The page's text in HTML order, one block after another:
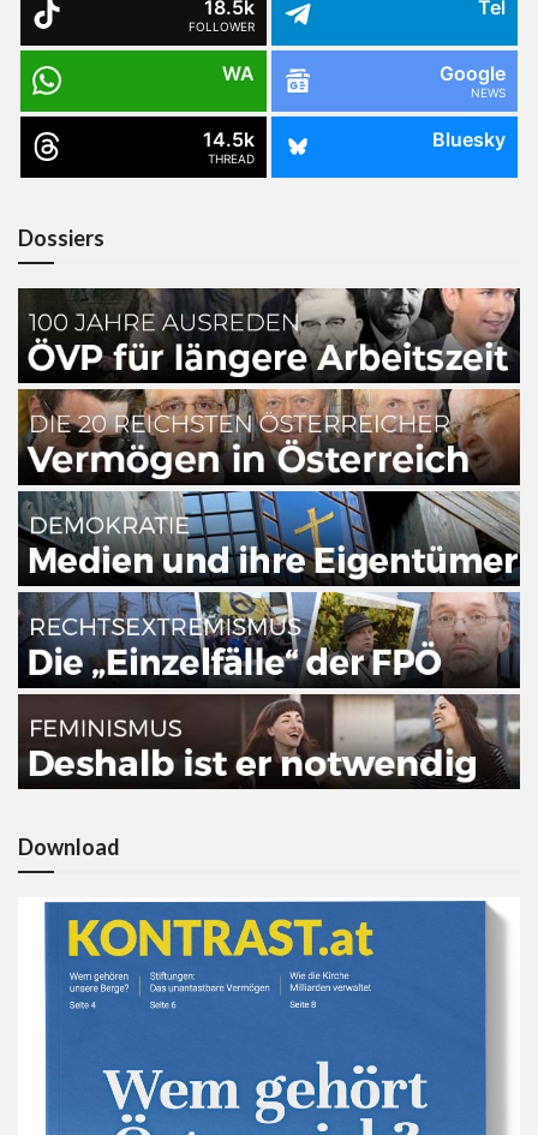
18.5k
FOLLOWER
Tel
WA Google
NEWS
14.5k
THREAD
Bluesky
Dossiers
Download